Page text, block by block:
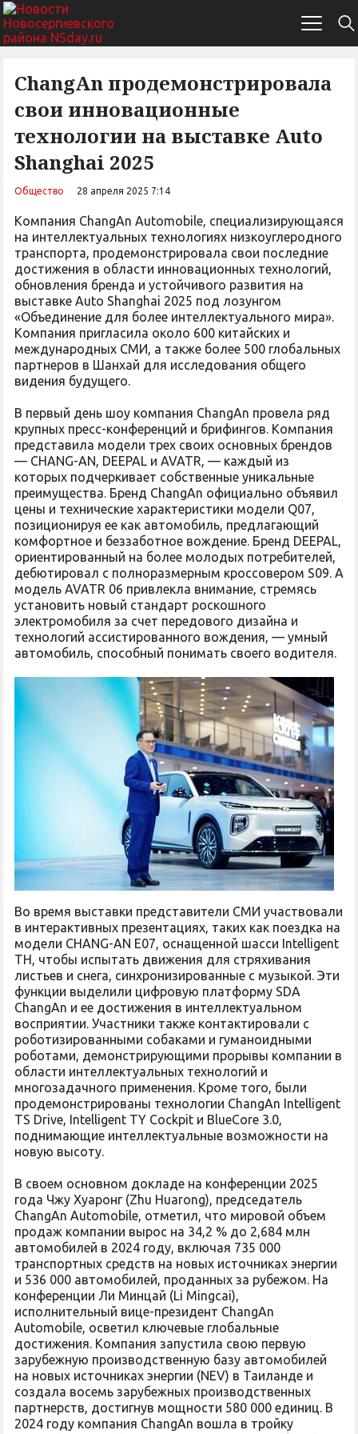
ChangAn продемонстрировала
свои инновационные
технологии на выставке Auto
Shanghai 2025
Общество 28 апреля 2025 7:14
Компания ChangAn Automobile, специализирующаяся
на интеллектуальных технологиях низкоуглеродного
транспорта, продемонстрировала свои последние
достижения в области инновационных технологий,
обновления бренда и устойчивого развития на
выставке Auto Shanghai 2025 под лозунгом
«Объединение для более интеллектуального мира».
Компания пригласила около 600 китайских и
международных СМИ, а также более 500 глобальных
партнеров в Шанхай для исследования общего
видения будущего.
В первый день шоу компания ChangAn провела ряд
крупных пресс-конференций и брифингов. Компания
представила модели трех своих основных брендов
— CHANG-AN, DEEPAL и AVATR, — каждый из
которых подчеркивает собственные уникальные
преимущества. Бренд ChangAn официально объявил
цены и технические характеристики модели Q07,
позиционируя ее как автомобиль, предлагающий
комфортное и беззаботное вождение. Бренд DEEPAL,
ориентированный на более молодых потребителей,
дебютировал с полноразмерным кроссовером S09. А
модель AVATR 06 привлекла внимание, стремясь
установить новый стандарт роскошного
электромобиля за счет передового дизайна и
технологий ассистированного вождения, — умный
автомобиль, способный понимать своего водителя.
Во время выставки представители СМИ участвовали
в интерактивных презентациях, таких как поездка на
модели CHANG-AN E07, оснащенной шасси Intelligent
TH, чтобы испытать движения для стряхивания
листьев и снега, синхронизированные с музыкой. Эти
функции выделили цифровую платформу SDA
ChangAn и ее достижения в интеллектуальном
восприятии. Участники также контактировали с
роботизированными собаками и гуманоидными
роботами, демонстрирующими прорывы компании в
области интеллектуальных технологий и
многозадачного применения. Кроме того, были
продемонстрированы технологии ChangAn Intelligent
TS Drive, Intelligent TY Cockpit и BlueCore 3.0,
поднимающие интеллектуальные возможности на
новую высоту.
В своем основном докладе на конференции 2025
года Чжу Хуаронг (Zhu Huarong), председатель
ChangAn Automobile, отметил, что мировой объем
продаж компании вырос на 34,2 % до 2,684 млн
автомобилей в 2024 году, включая 735 000
транспортных средств на новых источниках энергии
и 536 000 автомобилей, проданных за рубежом. На
конференции Ли Минцай (Li Mingcai),
исполнительный вице-президент ChangAn
Automobile, осветил ключевые глобальные
достижения. Компания запустила свою первую
зарубежную производственную базу автомобилей
на новых источниках энергии (NEV) в Таиланде и
создала восемь зарубежных производственных
партнерств, достигнув мощности 580 000 единиц. В
2024 году компания ChangAn вошла в тройку